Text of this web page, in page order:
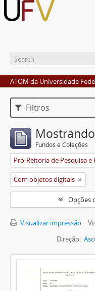
ATOM da Universidade
Filtros
Fundos e Coleções
Com objetos digitais
Opções
Visualizar impressão
Direção: